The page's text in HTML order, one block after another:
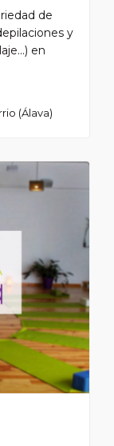
de
y
en
(Álava)